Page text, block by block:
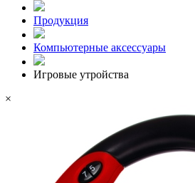
Продукция
Компьютерные аксессуары
Игровые утройства
×